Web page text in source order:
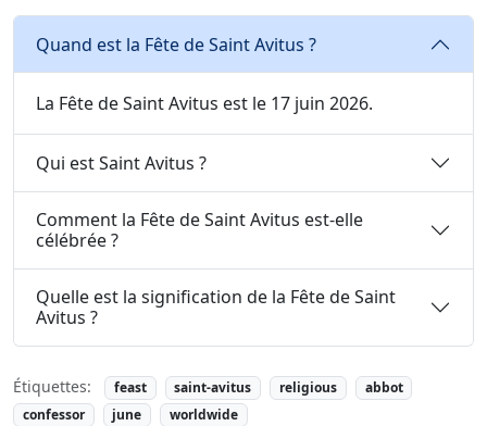
Quand est la Fête de Saint Avitus ?
La Fête de Saint Avitus est le 17 juin 2026.
Qui est Saint Avitus ?
Comment la Fête de Saint Avitus est-elle
célébrée ?
Quelle est la signification de la Fête de Saint
Avitus ?
Étiquettes: feast saint-avitus religious
abbot
confessor
june worldwide